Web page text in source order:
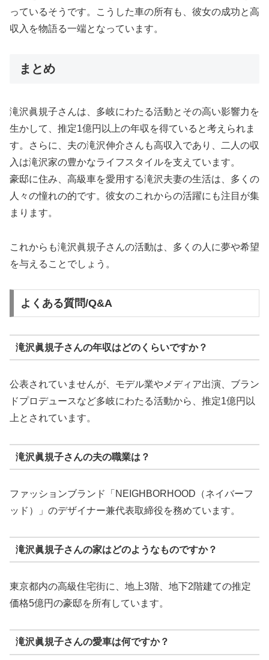
っているそうです。こうした車の所有も、彼女の成功と高
収入を物語る一端となっています。
まとめ
滝沢眞規子さんは、多岐にわたる活動とその高い影響力を
生かして、推定1億円以上の年収を得ていると考えられま
す。さらに、夫の滝沢伸介さんも高収入であり、二人の収
入は滝沢家の豊かなライフスタイルを支えています。
豪邸に住み、高級車を愛用する滝沢夫妻の生活は、多くの
人々の憧れの的です。彼女のこれからの活躍にも注目が集
まります。
これからも滝沢眞規子さんの活動は、多くの人に夢や希望
を与えることでしょう。
よくある質問/Q&A
滝沢眞規子さんの年収はどのくらいですか？
公表されていませんが、モデル業やメディア出演、ブラン
ドプロデュースなど多岐にわたる活動から、推定1億円以
上とされています。
滝沢眞規子さんの夫の職業は？
ファッションブランド「NEIGHBORHOOD（ネイバーフ
ッド）」のデザイナー兼代表取締役を務めています。
滝沢眞規子さんの家はどのようなものですか？
東京都内の高級住宅街に、地上3階、地下2階建ての推定
価格5億円の豪邸を所有しています。
滝沢眞規子さんの愛車は何ですか？